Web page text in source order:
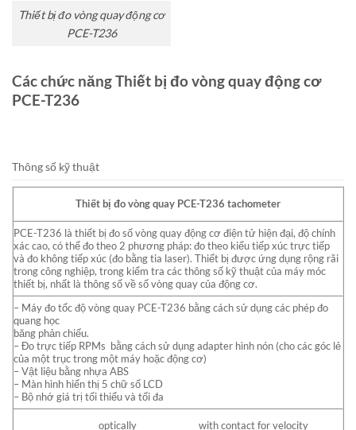
Thiết bị đo vòng quay động cơ
PCE-T236
Các chức năng Thiết bị đo vòng quay động cơ
PCE-T236
Thông số kỹ thuật
Thiết bị đo vòng quay PCE-T236 tachometer
PCE-T236 là thiết bị đo số vòng quay động cơ điện tử hiện đại, độ chính
xác cao, có thể đo theo 2 phương pháp: đo theo kiểu tiếp xúc trực tiếp
và đo không tiếp xúc (đo bằng tia laser). Thiết bị được ứng dụng rộng rãi
trong công nghiệp, trong kiểm tra các thông số kỹ thuật của máy móc
thiết bị, nhất là thông số về số vòng quay của động cơ.
– Máy đo tốc độ vòng quay PCE-T236 bằng cách sử dụng các phép đo
quang học
băng phản chiếu.
– Đo trực tiếp RPMs bằng cách sử dụng adapter hình nón (cho các góc lẻ
của một trục trong một máy hoặc động cơ)
– Vật liệu bằng nhựa ABS
– Màn hình hiển thị 5 chữ số LCD
– Bộ nhớ giá trị tối thiểu và tối đa
optically with contact for velocity